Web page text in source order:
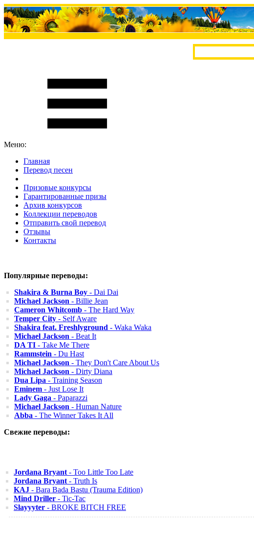
Меню:
Главная
Перевод песен
Призовые конкурсы
Гарантированные призы
Архив конкурсов
Коллекции переводов
Отправить свой перевод
Отзывы
Контакты
Популярные переводы:
Shakira & Burna Boy - Dai Dai
Michael Jackson - Billie Jean
Cameron Whitcomb - The Hard Way
Temper City - Self Aware
Shakira feat. Freshlyground - Waka Waka
Michael Jackson - Beat It
DA TI - Take Me There
Rammstein - Du Hast
Michael Jackson - They Don't Care About Us
Michael Jackson - Dirty Diana
Dua Lipa - Training Season
Eminem - Just Lose It
Lady Gaga - Paparazzi
Michael Jackson - Human Nature
Abba - The Winner Takes It All
Свежие переводы:
Jordana Bryant - Too Little Too Late
Jordana Bryant - Truth Is
KAJ - Bara Bada Bastu (Trauma Edition)
Mind Driller - Tic-Tac
Slayyyter - BROKE BITCH FREE